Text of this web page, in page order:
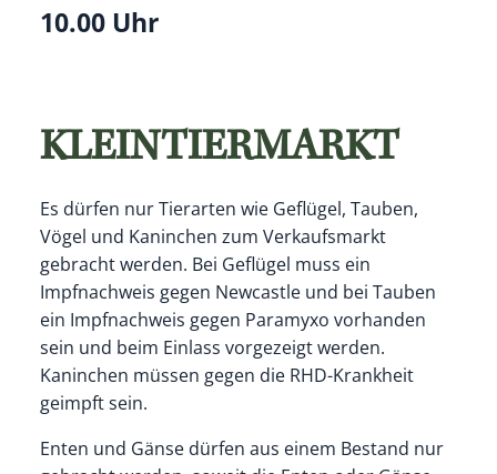
10.00 Uhr
KLEINTIERMARKT
Es dürfen nur Tierarten wie Geflügel, Tauben,
Vögel und Kaninchen zum Verkaufsmarkt
gebracht werden. Bei Geflügel muss ein
Impfnachweis gegen Newcastle und bei Tauben
ein Impfnachweis gegen Paramyxo vorhanden
sein und beim Einlass vorgezeigt werden.
Kaninchen müssen gegen die RHD-Krankheit
geimpft sein.
Enten und Gänse dürfen aus einem Bestand nur